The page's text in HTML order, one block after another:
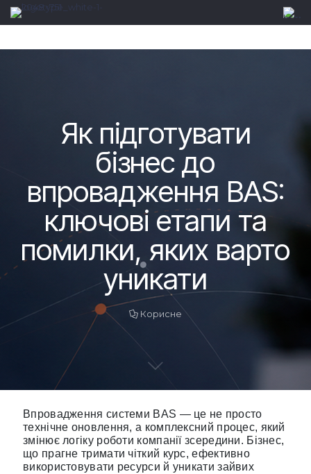
Як підготувати
бізнес до
впровадження BAS:
ключові етапи та
помилки, яких варто
уникати
Корисне
Впровадження системи BAS — це не просто
технічне оновлення, а комплексний процес, який
змінює логіку роботи компанії зсередини. Бізнес,
що прагне тримати чіткий курс, ефективно
використовувати ресурси й уникати зайвих